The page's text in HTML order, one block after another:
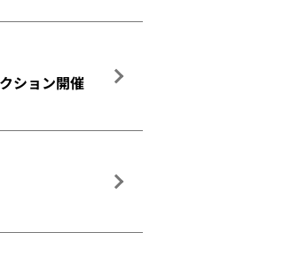
ション開催